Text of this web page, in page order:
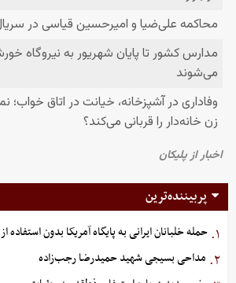
پربیننده‌ترین
۱. حمله خلبانان ایرانی به پایگاه آمریکا بدون استفاده از GPS
۲. مداحی بسیجی شهید حمیدرضا رجب‌زاده